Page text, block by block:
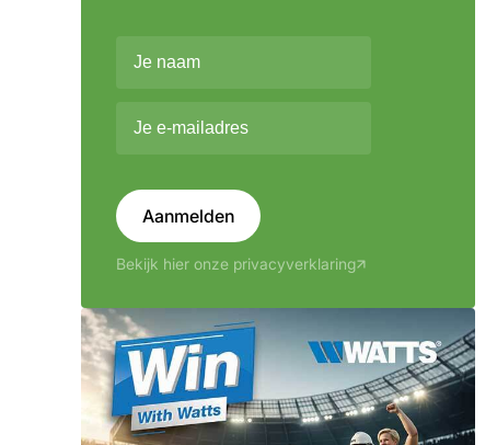
Aanmelden
Bekijk hier onze privacyverklaring